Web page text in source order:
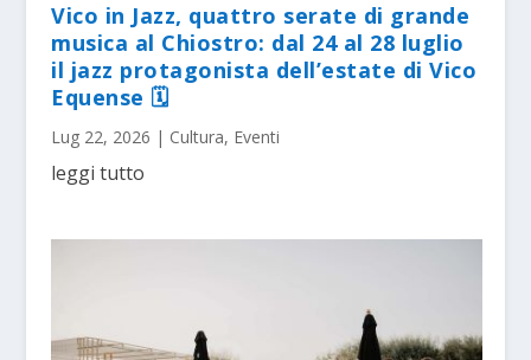
Vico in Jazz, quattro serate di grande
musica al Chiostro: dal 24 al 28 luglio
il jazz protagonista dell’estate di Vico
Equense 🗓
Lug 22, 2026 | Cultura, Eventi
leggi tutto